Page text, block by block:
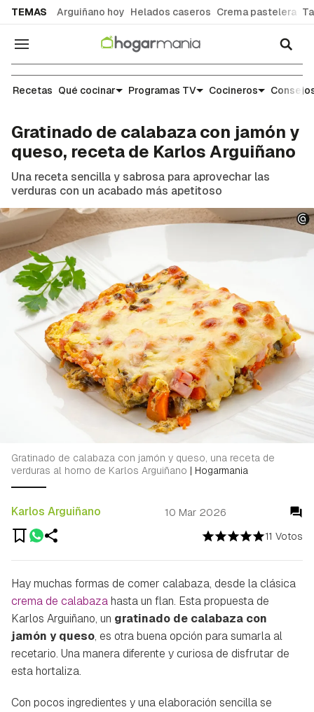
TEMAS Arguiñano hoy Helados caseros Crema pastelera
Navegación
Recetas
Recetas Qué cocinar Programas TV Cocineros
Gratinado de calabaza con jamón y
queso, receta de Karlos Arguiñano
Una receta sencilla y sabrosa para aprovechar las
verduras con un acabado más apetitoso
11 Votos
Karlos Arguiñano 10 Mar 2026
Gratinado de calabaza con jamón y queso, una receta de
verduras al horno de Karlos Arguiñano | Hogarmania
Hay muchas formas de comer calabaza, desde la clásica
crema de calabazahasta un flan. Esta propuesta de
Karlos Arguiñano, un gratinado de calabaza con
jamón y queso, es otra buena opción para sumarla al
recetario. Una manera diferente y curiosa de disfrutar de
esta hortaliza.
Con pocos ingredientes y una elaboración sencilla se